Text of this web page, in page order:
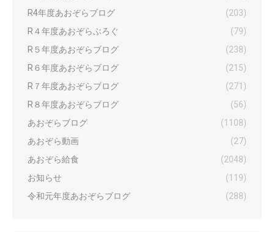
R4年度あおぞらブログ
(203)
R４年度あおぞらぶろぐ
(79)
R５年度あおぞらブログ
(238)
R６年度あおぞらブログ
(215)
R７年度あおぞらブログ
(271)
R８年度あおぞらブログ
(56)
あおぞらブログ
(1108)
あおぞら動画
(27)
あおぞら給食
(2048)
お知らせ
(119)
令和元年度あおぞらブログ
(288)